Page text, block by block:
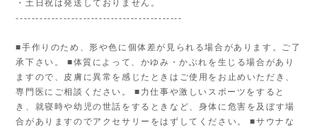
・土日祝は発送しておりません。
------------------------------------------
■手作りのため、形や色に個体差が見られる場合があります。ご了
承下さい。 ■体質によって、かゆみ・かぶれを生じる場合があり
ますので、皮膚に異常を感じたときはご使用をお止めいただき、
専門医にご相談ください。 ■力仕事や激しいスポーツをすると
き、就寝時や幼児の世話をするときなど、身体に危害を及ぼす場
合がありますのでアクセサリーをはずしてください。 ■サウナな